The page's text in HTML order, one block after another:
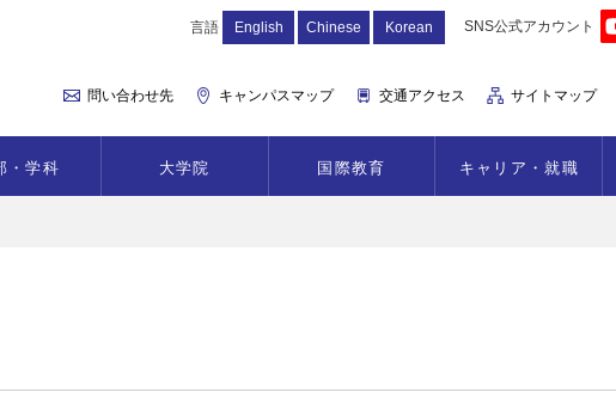
SNS公式アカウント
問い合わせ先 キャンパスマップ 交通アクセス サイトマップ
・学科 大学院 国際教育 キャリア・就職
言語 English Chinese Korean